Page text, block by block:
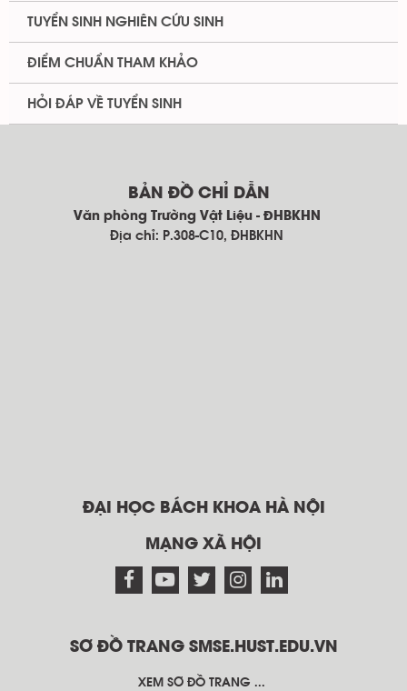
TUYỂN SINH NGHIÊN CỨU SINH
ĐIỂM CHUẨN THAM KHẢO
HỎI ĐÁP VỀ TUYỂN SINH
BẢN ĐỒ CHỈ DẪN
Văn phòng Trường Vật Liệu - ĐHBKHN
Địa chỉ: P.308-C10, ĐHBKHN
ĐẠI HỌC BÁCH KHOA HÀ NỘI
MẠNG XÃ HỘI
SƠ ĐỒ TRANG SMSE.HUST.EDU.VN
XEM SƠ ĐỒ TRANG ...